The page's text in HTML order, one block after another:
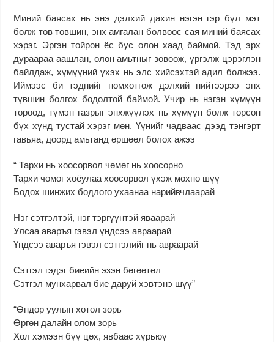
Миний баясах нь энэ дэлхий дахин нэгэн гэр бүл мэт
болж төв төвшин, энх амгалан болвоос сая миний баясах
хэрэг. Эргэн тойрон ёс бус олон хаад баймой. Тэд эрх
дураараа аашлан, олон амьтныг зовоож, үргэлж цэрэглэн
байлдаж, хүмүүний үхэх нь элс хийсэхтэй адил болжээ.
Иймээс би тэднийг номхотгож дэлхий нийтээрээ энх
түвшин болгох бодолтой баймой. Учир нь нэгэн хүмүүн
төрөөд, түмэн газрыг энхжүүлэх нь хүмүүн болж төрсөн
бүх хүнд тустай хэрэг мөн. Үүнийг чадваас дээд тэнгэрт
гавьяа, доорд амьтанд өршөөл болох ажээ
“ Тархи нь хоосорвол чөмөг нь хоосорно
Тархи чөмөг хоёулаа хоосорвол үхэж мөхнө шүү
Бодох шинжих бодлого ухаанаа нарийвчлаарай
Нэг сэтгэлтэй, нэг тэргүүнтэй яваарай
Улсаа аваръя гэвэл үндсээ авраарай
Үндсээ аваръя гэвэл сэтгэлийг нь авраарай
Сэтгэл гэдэг биеийн эзэн бөгөөтөл
Сэтгэл мунхарвал бие даруй хэвтэнэ шүү”
“Өндөр уулын хөтөл зорь
Өргөн далайн олом зорь
Хол хэмээн бүү цөх, явбаас хүрьюү